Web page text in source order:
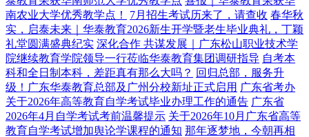
南农业大学优秀教学点！
7月招生考试历来了，请查收 春华秋
实，启泰未来｜华泰教育2026新生开学暨老生毕业典礼，丁颖
礼堂圆满盛典纪实 深化合作 共谋发展｜广东松山职业技术学
院继续教育学院领导一行莅临华泰教育集团调研指导 自考本
科和全日制本科，差距真有那么大吗？ 回归总部，服务升
级！广东华泰教育总部及广州分校新址正式启用 广东省考办
关于2026年高等教育自学考试毕业办理工作的通告 广东省
2026年4月自学考试考前温馨提示 关于2026年10月广东省高等
教育自学考试增加舆论学课程的通知 那年逐梦地，今朝再相